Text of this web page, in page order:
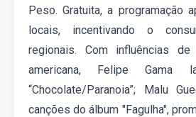
Peso. Gratuita, a programação
locais, incentivando o
regionais. Com influências
americana, Felipe Gama
“Chocolate/Paranoia”; Malu
canções do álbum "Fagulha",